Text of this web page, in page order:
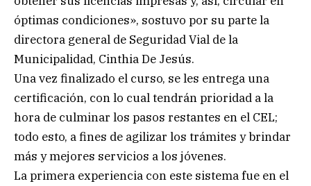
óptimas condiciones», sostuvo por su parte la
directora general de Seguridad Vial de la
Municipalidad, Cinthia De Jesús.
Una vez finalizado el curso, se les entrega una
certificación, con lo cual tendrán prioridad a la
hora de culminar los pasos restantes en el CEL;
todo esto, a fines de agilizar los trámites y brindar
más y mejores servicios a los jóvenes.
La primera experiencia con este sistema fue en el